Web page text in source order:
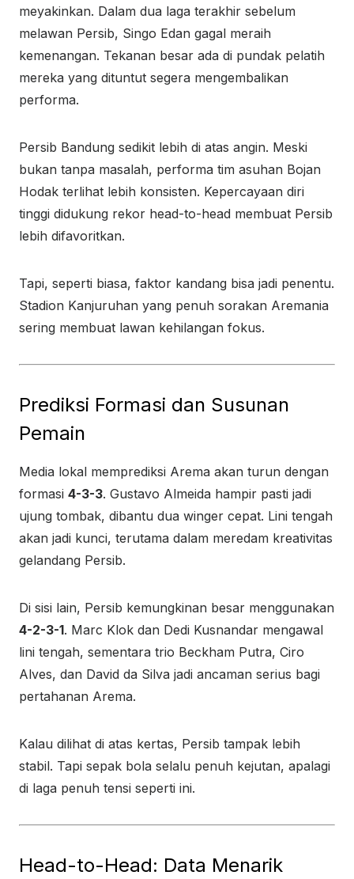
meyakinkan. Dalam dua laga terakhir sebelum
melawan Persib, Singo Edan gagal meraih
kemenangan. Tekanan besar ada di pundak pelatih
mereka yang dituntut segera mengembalikan
performa.
Persib Bandung sedikit lebih di atas angin. Meski
bukan tanpa masalah, performa tim asuhan Bojan
Hodak terlihat lebih konsisten. Kepercayaan diri
tinggi didukung rekor head-to-head membuat Persib
lebih difavoritkan.
Tapi, seperti biasa, faktor kandang bisa jadi penentu.
Stadion Kanjuruhan yang penuh sorakan Aremania
sering membuat lawan kehilangan fokus.
Prediksi Formasi dan Susunan
Pemain
Media lokal memprediksi Arema akan turun dengan
formasi 4-3-3. Gustavo Almeida hampir pasti jadi
ujung tombak, dibantu dua winger cepat. Lini tengah
akan jadi kunci, terutama dalam meredam kreativitas
gelandang Persib.
Di sisi lain, Persib kemungkinan besar menggunakan
4-2-3-1. Marc Klok dan Dedi Kusnandar mengawal
lini tengah, sementara trio Beckham Putra, Ciro
Alves, dan David da Silva jadi ancaman serius bagi
pertahanan Arema.
Kalau dilihat di atas kertas, Persib tampak lebih
stabil. Tapi sepak bola selalu penuh kejutan, apalagi
di laga penuh tensi seperti ini.
Head-to-Head: Data Menarik